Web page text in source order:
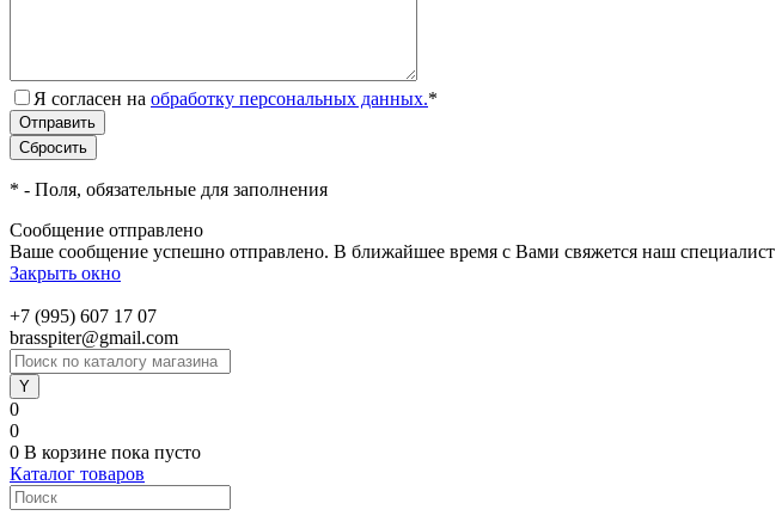
Я согласен на обработку персональных данных.*
* - Поля, обязательные для заполнения
Сообщение отправлено
Ваше сообщение успешно отправлено. В ближайшее время с Вами свяжется наш специалист
Закрыть окно
+7 (995) 607 17 07
brasspiter@gmail.com
0
0
0 В корзине пока пусто
Каталог товаров